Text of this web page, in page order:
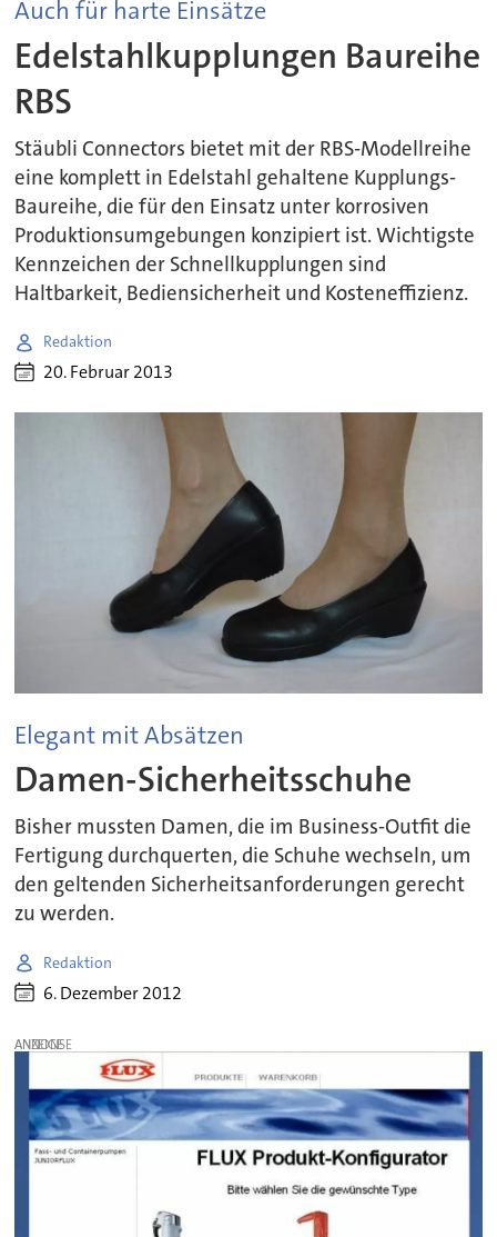
Auch für harte Einsätze
Edelstahlkupplungen Baureihe
RBS
Stäubli Connectors bietet mit der RBS-Modellreihe
eine komplett in Edelstahl gehaltene Kupplungs-
Baureihe, die für den Einsatz unter korrosiven
Produktionsumgebungen konzipiert ist. Wichtigste
Kennzeichen der Schnellkupplungen sind
Haltbarkeit, Bediensicherheit und Kosteneffizienz.
Redaktion
20. Februar 2013
Elegant mit Absätzen
Damen-Sicherheitsschuhe
Bisher mussten Damen, die im Business-Outfit die
Fertigung durchquerten, die Schuhe wechseln, um
den geltenden Sicherheitsanforderungen gerecht
zu werden.
Redaktion
6. Dezember 2012
ANZEIGE